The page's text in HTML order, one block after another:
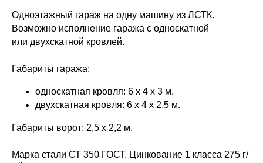
Одноэтажный гараж на одну машину из ЛСТК.
Возможно исполнение гаража с односкатной
или двухскатной кровлей.
Габариты гаража:
односкатная кровля: 6 х 4 х 3 м.
двухскатная кровля: 6 х 4 х 2,5 м.
Габариты ворот: 2,5 х 2,2 м.
Марка стали СТ 350 ГОСТ. Цинкование 1 класса 275 г/